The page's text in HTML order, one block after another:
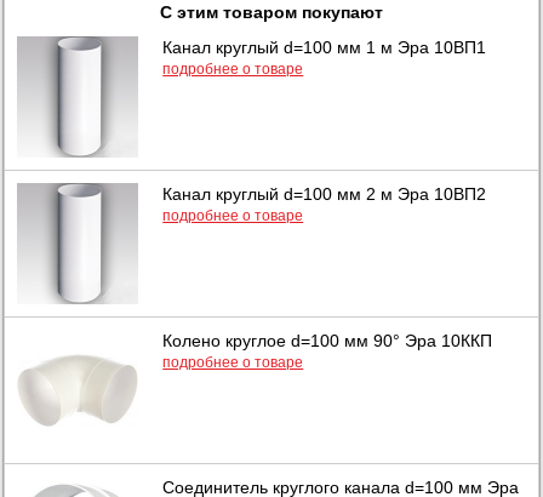
С этим товаром покупают
Канал круглый d=100 мм 1 м Эра 10ВП1
подробнее о товаре
Канал круглый d=100 мм 2 м Эра 10ВП2
подробнее о товаре
Колено круглое d=100 мм 90° Эра 10ККП
подробнее о товаре
Соединитель круглого канала d=100 мм Эра